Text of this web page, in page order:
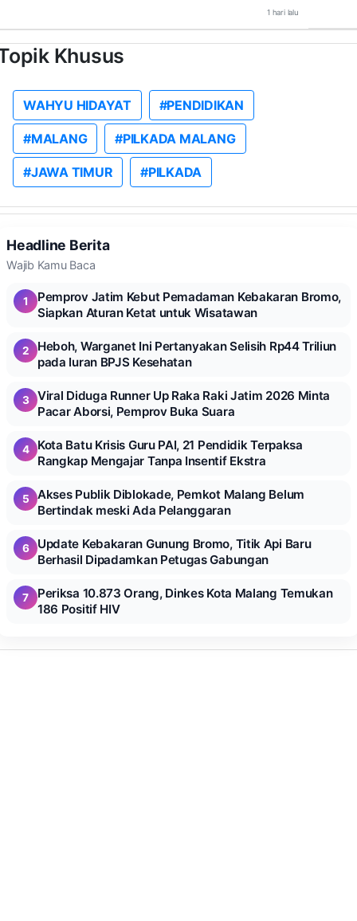
1 hari lalu
Khusus
WAHYU HIDAYAT #PENDIDIKAN
#MALANG #PILKADA MALANG
#JAWA TIMUR #PILKADA
Headline Berita
Wajib Kamu Baca
1
Pemprov Jatim Kebut Pemadaman Kebakaran Bromo,
Siapkan Aturan Ketat untuk Wisatawan
2
Heboh, Warganet Ini Pertanyakan Selisih Rp44 Triliun
pada Iuran BPJS Kesehatan
3
Viral Diduga Runner Up Raka Raki Jatim 2026 Minta
Pacar Aborsi, Pemprov Buka Suara
4
Kota Batu Krisis Guru PAI, 21 Pendidik Terpaksa
Rangkap Mengajar Tanpa Insentif Ekstra
5
Akses Publik Diblokade, Pemkot Malang Belum
Bertindak meski Ada Pelanggaran
6
Update Kebakaran Gunung Bromo, Titik Api Baru
Berhasil Dipadamkan Petugas Gabungan
7
Periksa 10.873 Orang, Dinkes Kota Malang Temukan
186 Positif HIV